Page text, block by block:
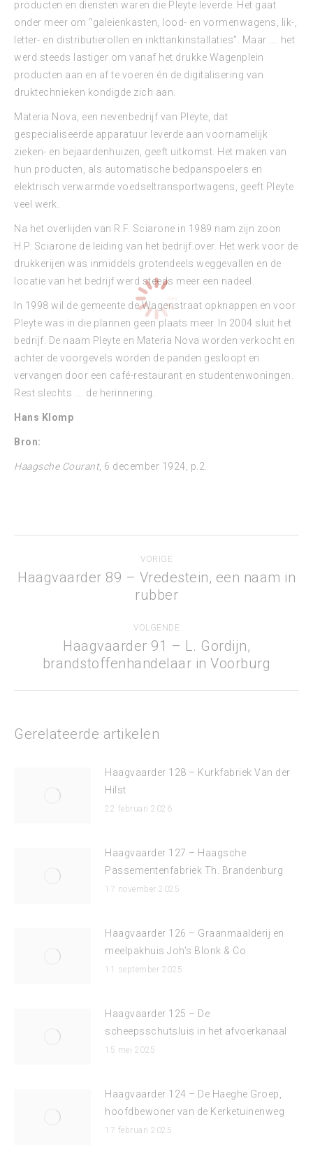
producten en diensten waren die Pleyte leverde. Het gaat
onder meer om “galeienkasten, lood- en vormenwagens, lik-,
letter- en distributierollen en inkttankinstallaties”. Maar …. het
werd steeds lastiger om vanaf het drukke Wagenplein
producten aan en af te voeren én de digitalisering van
druktechnieken kondigde zich aan.
Materia Nova, een nevenbedrijf van Pleyte, dat
gespecialiseerde apparatuur leverde aan voornamelijk
zieken- en bejaardenhuizen, geeft uitkomst. Het maken van
hun producten, als automatische bedpanspoelers en
elektrisch verwarmde voedseltransportwagens, geeft Pleyte
veel werk.
Na het overlijden van R.F. Sciarone in 1989 nam zijn zoon
H.P. Sciarone de leiding van het bedrijf over. Het werk voor de
drukkerijen was inmiddels grotendeels weggevallen en de
locatie van het bedrijf werd steeds meer een nadeel.
In 1998 wil de gemeente de Wagenstraat opknappen en voor
Pleyte was in die plannen geen plaats meer. In 2004 sluit het
bedrijf. De naam Pleyte en Materia Nova worden verkocht en
achter de voorgevels worden de panden gesloopt en
vervangen door een café-restaurant en studentenwoningen.
Rest slechts …. de herinnering.
Hans Klomp
Bron:
Haagsche Courant, 6 december 1924, p.2.
navigatie
VORIGE
Vorig
bericht
Haagvaarder 89 – Vredestein, een naam in
rubber
VOLGENDE
Volgend
bericht
Haagvaarder 91 – L. Gordijn,
brandstoffenhandelaar in Voorburg
Gerelateerde artikelen
Haagvaarder 128 – Kurkfabriek Van der
Hilst
22 februari 2026
Haagvaarder 127 – Haagsche
Passementenfabriek Th. Brandenburg
17 november 2025
Haagvaarder 126 – Graanmaalderij en
meelpakhuis Joh’s Blonk & Co
11 september 2025
Haagvaarder 125 – De
scheepsschutsluis in het afvoerkanaal
15 mei 2025
Haagvaarder 124 – De Haeghe Groep,
hoofdbewoner van de Kerketuinenweg
17 februari 2025